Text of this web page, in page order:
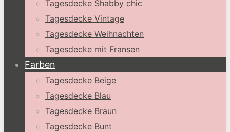
Tagesdecke Shabby chic
Tagesdecke Vintage
Tagesdecke Weihnachten
Tagesdecke mit Fransen
Farben
Tagesdecke Beige
Tagesdecke Blau
Tagesdecke Braun
Tagesdecke Bunt